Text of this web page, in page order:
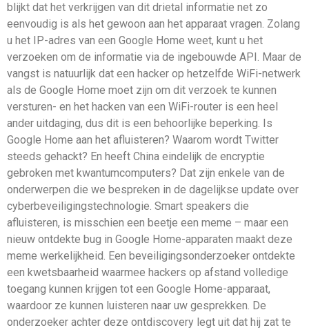
blijkt dat het verkrijgen van dit drietal informatie net zo
eenvoudig is als het gewoon aan het apparaat vragen. Zolang
u het IP-adres van een Google Home weet, kunt u het
verzoeken om de informatie via de ingebouwde API. Maar de
vangst is natuurlijk dat een hacker op hetzelfde WiFi-netwerk
als de Google Home moet zijn om dit verzoek te kunnen
versturen- en het hacken van een WiFi-router is een heel
ander uitdaging, dus dit is een behoorlijke beperking. Is
Google Home aan het afluisteren? Waarom wordt Twitter
steeds gehackt? En heeft China eindelijk de encryptie
gebroken met kwantumcomputers? Dat zijn enkele van de
onderwerpen die we bespreken in de dagelijkse update over
cyberbeveiligingstechnologie. Smart speakers die
afluisteren, is misschien een beetje een meme – maar een
nieuw ontdekte bug in Google Home-apparaten maakt deze
meme werkelijkheid. Een beveiligingsonderzoeker ontdekte
een kwetsbaarheid waarmee hackers op afstand volledige
toegang kunnen krijgen tot een Google Home-apparaat,
waardoor ze kunnen luisteren naar uw gesprekken. De
onderzoeker achter deze ontdiscovery legt uit dat hij zat te